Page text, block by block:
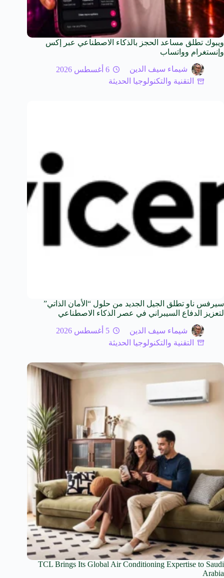
ويبوك تطلق مساعد الحجز بالذكاء الاصطناعي عبر إكس
وإنستغرام وواتساب
شيماء سيف الدين
6 أغسطس 2026
التقنية والتكنولوجيا الحديثة
سيرفس ناو تطلق الجيل الجديد من حلول “الأمان الذاتي”
لتعزيز الدفاع السيبراني في عصر الذكاء الاصطناعي
شيماء سيف الدين
5 أغسطس 2026
التقنية والتكنولوجيا الحديثة
TCL Brings Its Global Air Conditioning Expertise to Saudi
Arabia